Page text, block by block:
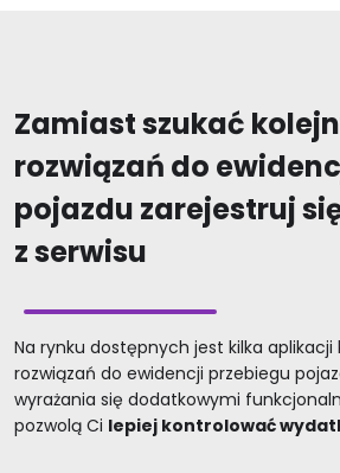
Zamiast szukać
rozwiązań do
pojazdu zarejestruj
z serwisu
Na rynku dostępnych jest kilka
rozwiązań do ewidencji przebiegu
wyrażania się dodatkowymi
pozwolą Ci lepiej kontrolować